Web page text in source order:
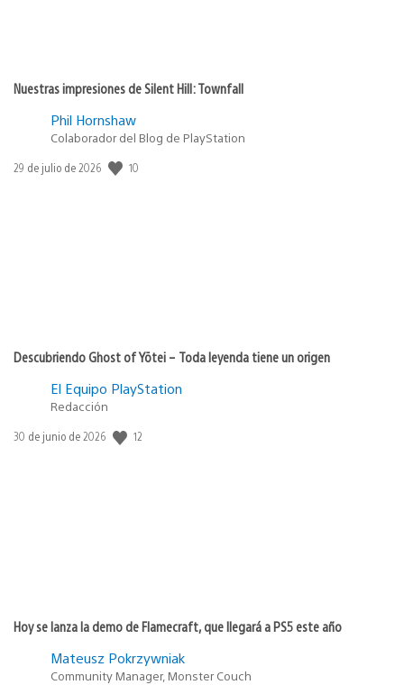
Nuestras impresiones de Silent Hill: Townfall
Phil Hornshaw
Colaborador del Blog de PlayStation
Fecha
29 de julio de 2026 10
Descubriendo Ghost of Yōtei – Toda leyenda tiene un origen
El Equipo PlayStation
Redacción
Fecha
30 de junio de 2026 12
Hoy se lanza la demo de Flamecraft, que llegará a PS5 este año
Mateusz Pokrzywniak
Community Manager, Monster Couch